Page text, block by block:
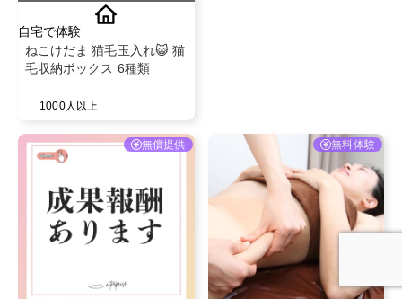
自宅で体験
ねこけだま 猫毛玉入れ😺 猫
毛収納ボックス 6種類
1000人以上
無償提供 無料体験